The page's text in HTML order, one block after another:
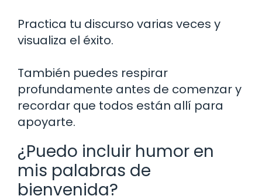
Practica tu discurso varias veces y
visualiza el éxito.
También puedes respirar
profundamente antes de comenzar y
recordar que todos están allí para
apoyarte.
¿Puedo incluir humor en
mis palabras de
bienvenida?